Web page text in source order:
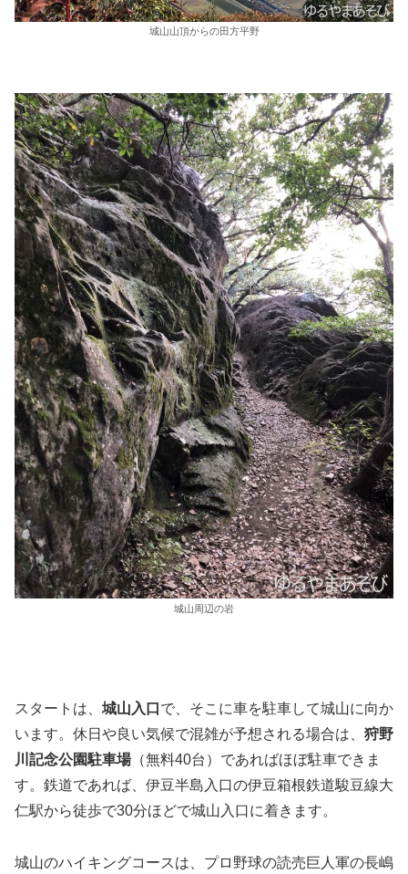
城山山頂からの田方平野
城山周辺の岩
スタートは、 城山入口 で、そこに車を駐車して城山に向か
います。休日や良い気候で混雑が予想される場合は、 狩野
川記念公園駐車場（無料40台）であればほぼ駐車できま
す。鉄道であれば、伊豆半島入口の伊豆箱根鉄道駿豆線大
仁駅から徒歩で30分ほどで城山入口に着きます。
城山のハイキングコースは、プロ野球の読売巨人軍の長嶋